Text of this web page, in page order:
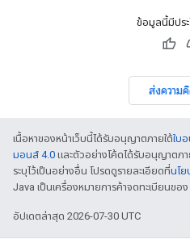
ข้อมูลนี้มีประ
ส่งความ
เนื้อหาของหน้าเว็บนี้ได้รับอนุญาตภายใต้ใบ
มอนส์ 4.0 และตัวอย่างโค้ดได้รับอนุญาตภา
ระบุไว้เป็นอย่างอื่น โปรดดูรายละเอียดที่นโย
Java เป็นเครื่องหมายการค้าจดทะเบียนขอ
อัปเดตล่าสุด 2026-07-30 UTC